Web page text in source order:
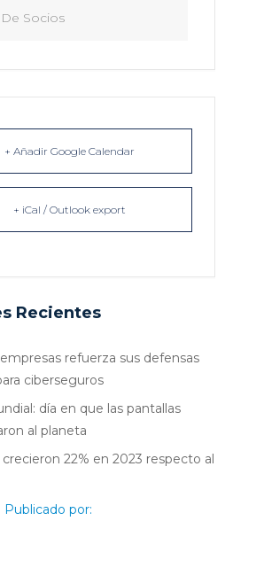
De Socios
+ Añadir Google Calendar
+ iCal / Outlook export
Recientes
refuerza sus defensas
ciberseguros
día en que las pantallas
al planeta
22% en 2023 respecto al
Publicado por: